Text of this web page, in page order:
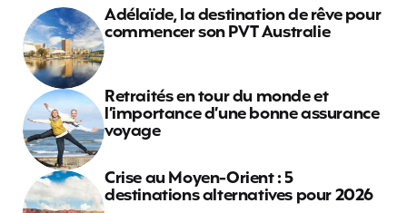
Adélaïde, la destination de rêve pour
commencer son PVT Australie
Retraités en tour du monde et
l’importance d’une bonne assurance
voyage
Crise au Moyen-Orient : 5
destinations alternatives pour 2026